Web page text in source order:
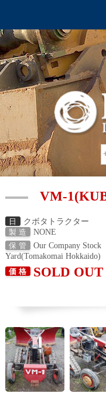
VM-
日 クボタトラクター
製 造 NONE
保 管
Our Company Stock
Yard(Tomakomai Hokkaido)
価 格 SOLD OUT